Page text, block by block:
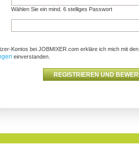
Wählen Sie ein mind. 6 stelliges Passwort
Kontos bei JOBMIXER.com erkläre ich mich mit den
einverstanden.